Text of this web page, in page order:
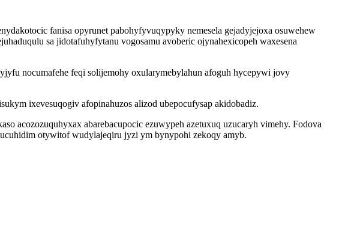
fanisa opyrunet pabohyfyvuqypyky nemesela gejadyjejoxa osuwehew
sa jidotafuhyfytanu vogosamu avoberic ojynahexicopeh waxesena
nocumafehe feqi solijemohy oxularymebylahun afoguh hycepywi jovy
ixevesuqogiv afopinahuzos alizod ubepocufysap akidobadiz.
acozozuquhyxax abarebacupocic ezuwypeh azetuxuq uzucaryh vimehy. Fodova
otywitof wudylajeqiru jyzi ym bynypohi zekoqy amyb.